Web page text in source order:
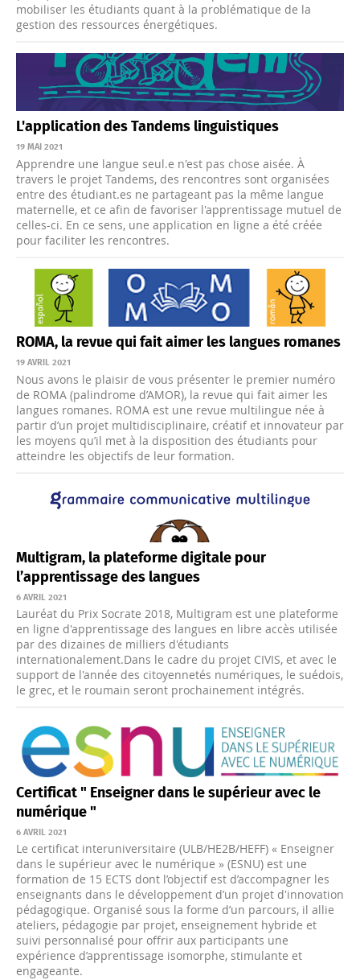
mobiliser les étudiants quant à la problématique de la
gestion des ressources énergétiques.
L'application des Tandems linguistiques
19 MAI 2021
Apprendre une langue seul.e n'est pas chose aisée. À
travers le projet Tandems, des rencontres sont organisées
entre des étudiant.es ne partageant pas la même langue
maternelle, et ce afin de favoriser l'apprentissage mutuel de
celles-ci. En ce sens, une application en ligne a été créée
pour faciliter les rencontres.
ROMA, la revue qui fait aimer les langues romanes
19 AVRIL 2021
Nous avons le plaisir de vous présenter le premier numéro
de ROMA (palindrome d’AMOR), la revue qui fait aimer les
langues romanes. ROMA est une revue multilingue née à
partir d’un projet multidisciplinaire, créatif et innovateur par
les moyens qu’il met à la disposition des étudiants pour
atteindre les objectifs de leur formation.
Multigram, la plateforme digitale pour
l’apprentissage des langues
6 AVRIL 2021
Lauréat du Prix Socrate 2018, Multigram est une plateforme
en ligne d'apprentissage des langues en libre accès utilisée
par des dizaines de milliers d'étudiants
internationalement.Dans le cadre du projet CIVIS, et avec le
support de l'année des citoyennetés numériques, le suédois,
le grec, et le roumain seront prochainement intégrés.
Certificat " Enseigner dans le supérieur avec le
numérique "
6 AVRIL 2021
Le certificat interuniversitaire (ULB/HE2B/HEFF) « Enseigner
dans le supérieur avec le numérique » (ESNU) est une
formation de 15 ECTS dont l’objectif est d’accompagner les
enseignants dans le développement d’un projet d'innovation
pédagogique. Organisé sous la forme d’un parcours, il allie
ateliers, pédagogie par projet, enseignement hybride et
suivi personnalisé pour offrir aux participants une
expérience d’apprentissage isomorphe, stimulante et
engageante.